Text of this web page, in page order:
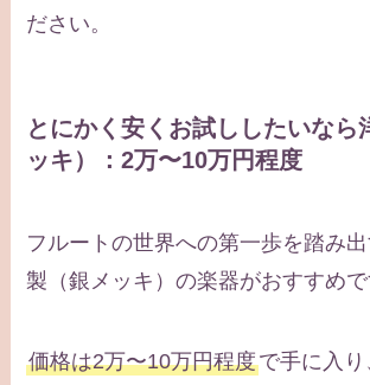
ださい。
とにかく安くお試ししたいなら
ッキ）：2万〜10万円程度
フルートの世界への第一歩を踏み
製（銀メッキ）の楽器がおすすめで
価格は2万〜10万円程度で手に入り